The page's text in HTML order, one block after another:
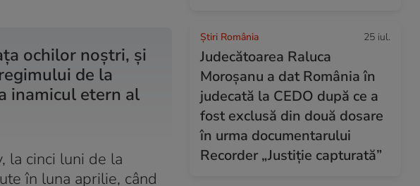
ochilor noştri, şi
de la
inamicul etern al
la cinci luni de la
în luna aprilie, când
Știri România 25 iul.
Judecătoarea Raluca
Moroșanu a dat România în
judecată la CEDO după ce a
fost exclusă din două dosare
în urma documentarului
Recorder „Justiție capturată”